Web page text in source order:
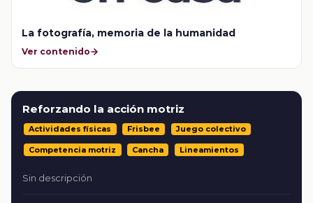
La fotografía, memoria de la humanidad
Ver contenido
Reforzando la acción motriz
Actividades físicas Frisbee Juego colectivo
Competencia motriz Cancha Lineamientos
Sin descripción